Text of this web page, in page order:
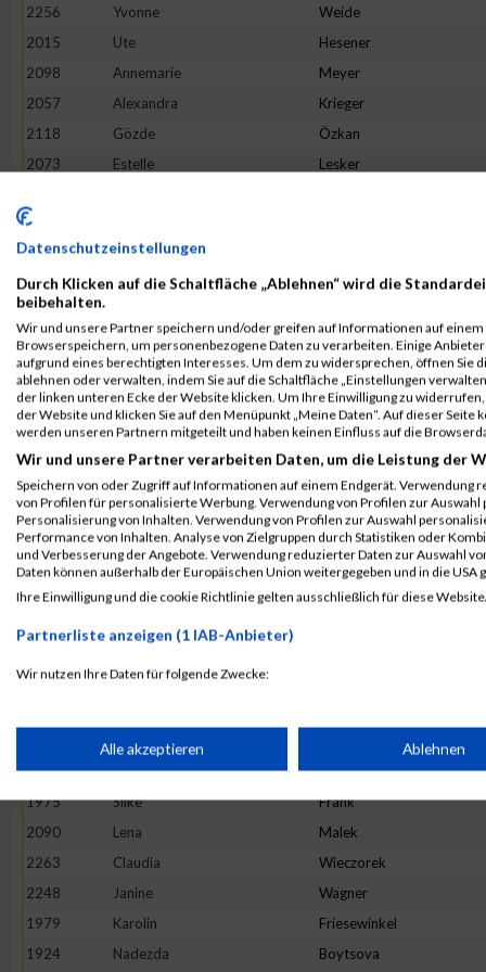
2256
Yvonne Weide
2015
Ute Hesener
2098
Annemarie Meyer
2057
Alexandra Krieger
2118
Gözde Özkan
2073
Estelle Lesker
2047
2019
Steffi
2277
Marta Millaruelo Boira
2006
Elke Hauff
2075
Kristina Lies
1928
Ann-Kathrin Bruckhaus
2170
Petra Schäfer
1986
Verena Goldbach
1926
Stefanie Braun
2000
Bianka Guthardt
2101
Hanna Mitze
2246
Andrea Wagner
2278
Huanhuan
Anne
1988
Judith Graells Llordés
1975
Silke Frank
2090
Lena Malek
2263
Claudia Wieczorek
2248
Janine Wagner
1979
Karolin Friesewinkel
1924
Nadezda Boytsova
Datenschutzeinstellungen
Durch Klicken auf die Schaltfläche „Ablehnen“ wird die
beibehalten.
Wir und unsere Partner speichern und/oder greifen auf Informationen auf einem
Browserspeichern, um personenbezogene Daten zu verarbeiten. Einige
aufgrund eines berechtigten Interesses. Um dem zu widersprechen, öffnen Sie
ablehnen oder verwalten, indem Sie auf die Schaltfläche „Einstellungen
der linken unteren Ecke der Website klicken. Um Ihre Einwilligung zu
der Website und klicken Sie auf den Menüpunkt „Meine Daten“. Auf dieser
werden unseren Partnern mitgeteilt und haben keinen Einfluss auf die
Wir und unsere Partner verarbeiten Daten, um die Leistung der
Speichern von oder Zugriff auf Informationen auf einem Endgerät. Verwendung
von Profilen für personalisierte Werbung. Verwendung von Profilen zur
Personalisierung von Inhalten. Verwendung von Profilen zur Auswahl
Performance von Inhalten. Analyse von Zielgruppen durch Statistiken oder
und Verbesserung der Angebote. Verwendung reduzierter Daten zur Auswahl
Daten können außerhalb der Europäischen Union weitergegeben und in die USA
Ihre Einwilligung und die cookie Richtlinie gelten ausschließlich für diese
Partnerliste anzeigen (1 IAB-Anbieter)
Wir nutzen Ihre Daten für folgende Zwecke:
Speichern von oder Zugriff auf Informationen auf einem
Verwendung reduzierter Daten zur Auswahl von Werbeanzeigen
Verwendung von Profilen zur Auswahl personalisierter Werbung
Alle akzeptieren Ablehnen